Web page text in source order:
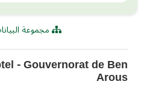
مجموعة البيانات
- Gouvernorat de Ben
Arous